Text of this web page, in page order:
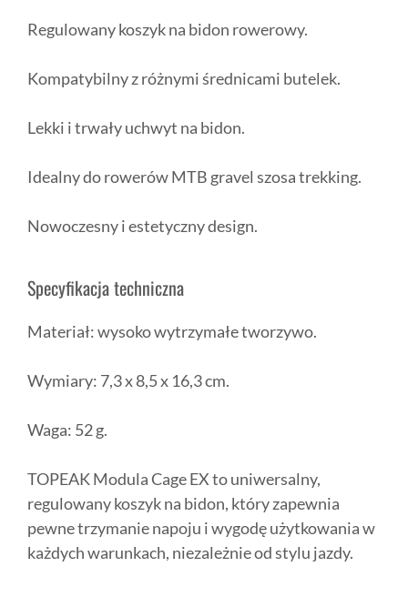
Regulowany koszyk na bidon rowerowy.
Kompatybilny z różnymi średnicami butelek.
Lekki i trwały uchwyt na bidon.
Idealny do rowerów MTB gravel szosa trekking.
Nowoczesny i estetyczny design.
Specyfikacja techniczna
Materiał: wysoko wytrzymałe tworzywo.
Wymiary: 7,3 x 8,5 x 16,3 cm.
Waga: 52 g.
TOPEAK Modula Cage EX to uniwersalny,
regulowany koszyk na bidon, który zapewnia
pewne trzymanie napoju i wygodę użytkowania w
każdych warunkach, niezależnie od stylu jazdy.